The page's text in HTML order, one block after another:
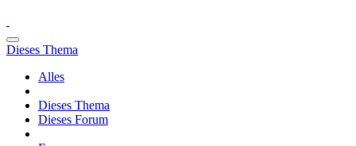
Dieses Thema
Alles
Dieses Thema
Dieses Forum